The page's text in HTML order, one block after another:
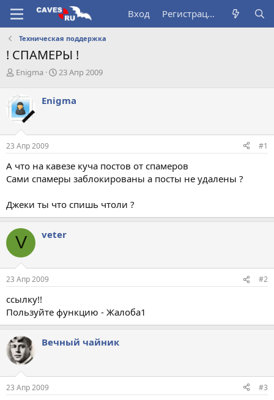
Вход Регистрация
Техническая поддержка
! СПАМЕРЫ !
А
т
о
р
е
м
Enigma
Д
а
ч
а
23 Апр 2009
Enigma
23 Апр 2009 #1
А что на кавезе куча постов от спамеров
Сами спамеры заблокированы а посты не удалены ?
Джеки ты что спишь чтоли ?
V veter
23 Апр 2009 #2
ссылку!!
Пользуйте функцию - Жалоба1
Вечный чайник
23 Апр 2009 #3